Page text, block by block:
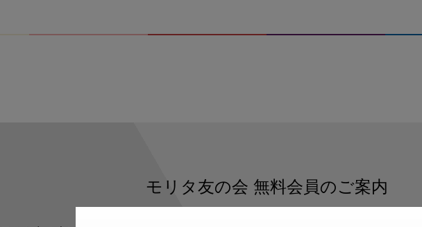
モリタ友の会 無料会員のご案内